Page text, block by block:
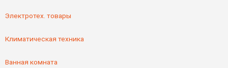
Электротех. товары
Климатическая техника
Ванная комната